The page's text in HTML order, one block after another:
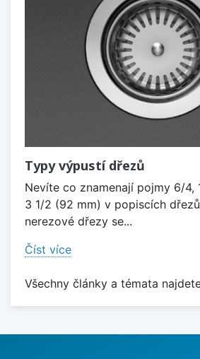
Typy výpustí dřezů
Nevíte co znamenají pojmy 6/4,
3 1/2 (92 mm) v popiscích
nerezové dřezy se...
Číst více
Všechny články a témata